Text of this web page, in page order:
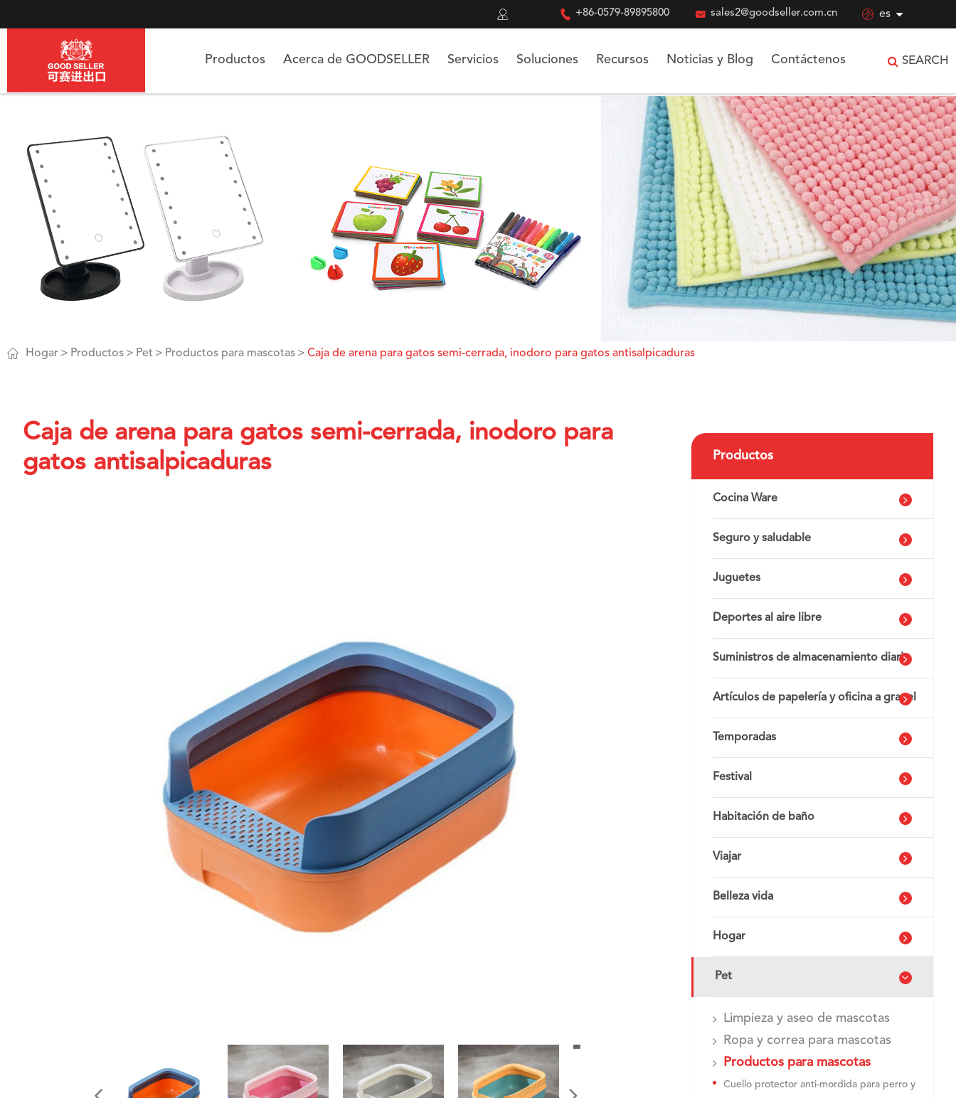
  +86-0579-89895800  sales2@goodseller.com.cn  es
Productos Acerca de GOODSELLER Servicios Soluciones Recursos Noticias y Blog Contáctenos SEARCH
 Hogar Productos Pet Productos para mascotas Caja de arena para gatos semi-cerrada, inodoro para gatos antisalpicaduras
Caja de arena para gatos semi-cerrada, inodoro para
gatos antisalpicaduras
Productos
Cocina Ware
Seguro y saludable
Juguetes
Deportes al aire libre
Suministros de almacenamiento diario
Artículos de papelería y oficina a granel
Temporadas
Festival
Habitación de baño
Viajar
Belleza vida
Hogar
Pet
Limpieza y aseo de mascotas
Ropa y correa para mascotas
Productos para mascotas
Cuello protector anti-mordida para perro y